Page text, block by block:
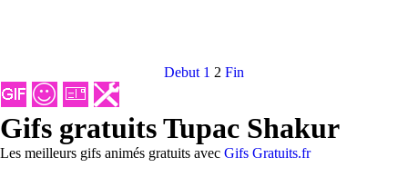
Debut 1 2 Fin
Gifs gratuits Tupac Shakur
Les meilleurs gifs animés gratuits avec Gifs Gratuits.fr